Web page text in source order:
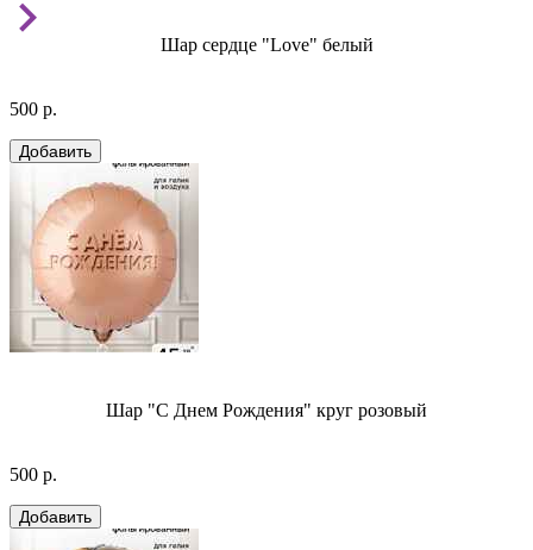
Шар сердце "Love" белый
500 р.
Шар "С Днем Рождения" круг розовый
500 р.